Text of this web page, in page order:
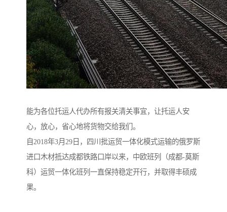
能为各位托运人代办所有报关清关事宜，让托运人安
心，放心，省心地将货物交给我们。
自2018年3月29日，四川批运贸一体化模式运输的俄罗斯
进口木材抵达成都铁路口岸以来，中欧班列（成都-莫斯
科）运贸一体化班列一直保持稳定开行，并取得丰硕成
果。